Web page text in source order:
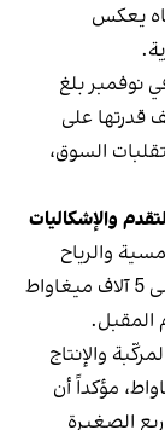
يعكس
نوفمبر بلغ
قدرتها على
السوق،
والإشكاليات
والرياح
وصلت إلى 3165 ميغاواط، مع خطط لرفعها إلى 5 آلاف ميغاواط
والإنتاج
نحو 15 ألف ميغاواط، مؤكداً أن
الصغيرة